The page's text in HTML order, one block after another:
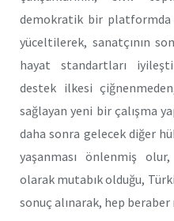
demokratik bir platformda
yüceltilerek, sanatçının
hayat standartları
destek ilkesi
sağlayan yeni bir çalışma
daha sonra gelecek diğer
yaşanması önlenmiş
olarak mutabık olduğu,
sonuç alınarak, hep beraber